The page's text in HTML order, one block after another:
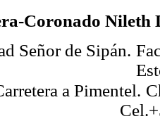
Coronado Nileth
Señor de Sipán.
a Pimentel.